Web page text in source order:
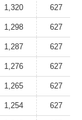
1,320 627
1,298 627
1,287 627
1,276 627
1,265 627
1,254 627